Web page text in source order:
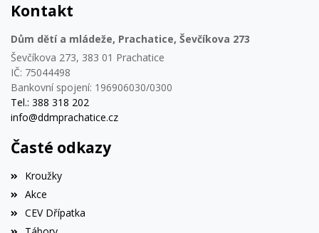
Kontakt
Dům dětí a mládeže, Prachatice, Ševčíkova 273
Ševčíkova 273, 383 01 Prachatice
IČ: 75044498
Bankovní spojení: 196906030/0300
Tel.: 388 318 202
info@ddmprachatice.cz
Časté odkazy
Kroužky
Akce
CEV Dřípatka